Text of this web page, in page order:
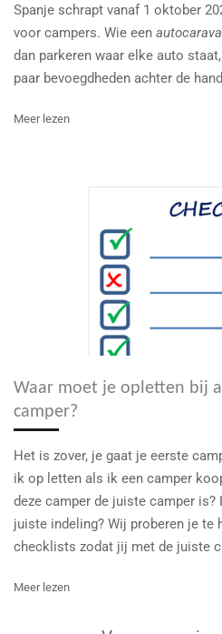
Spanje schrapt vanaf 1 oktober
voor campers. Wie een
dan parkeren waar elke auto
paar bevoegdheden achter de
Meer lezen
Waar moet je opletten bij
camper?
Het is zover, je gaat je eerste
ik op letten als ik een camper
deze camper de juiste camper is?
juiste indeling? Wij proberen je te
checklists zodat jij met de juiste
Meer lezen